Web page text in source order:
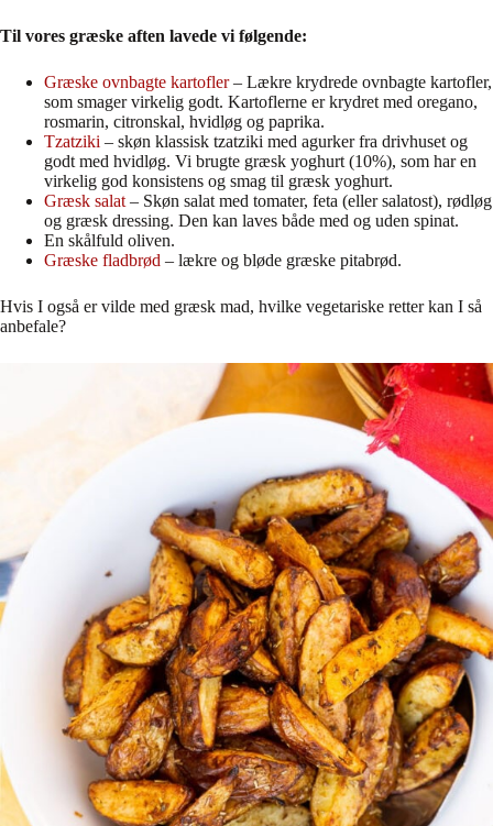
Til vores græske aften lavede vi følgende:
Græske ovnbagte kartofler– Lækre krydrede ovnbagte kartofler,
som smager virkelig godt. Kartoflerne er krydret med oregano,
rosmarin, citronskal, hvidløg og paprika.
Tzatziki – skøn klassisk tzatziki med agurker fra drivhuset og
godt med hvidløg. Vi brugte græsk yoghurt (10%), som har en
virkelig god konsistens og smag til græsk yoghurt.
Græsk salat – Skøn salat med tomater, feta (eller salatost), rødløg
og græsk dressing. Den kan laves både med og uden spinat.
En skålfuld oliven.
Græske fladbrød – lækre og bløde græske pitabrød.
Hvis I også er vilde med græsk mad, hvilke vegetariske retter kan I så
anbefale?